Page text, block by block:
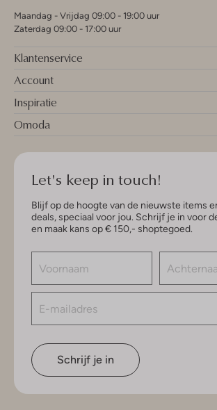
Maandag - Vrijdag 09:00 - 19:00 uur
Zaterdag 09:00 - 17:00 uur
Klantenservice
Account
Inspiratie
Omoda
Let's keep in touch!
Blijf op de hoogte van de nieuwste items
deals, speciaal voor jou. Schrijf je in voor
en maak kans op € 150,- shoptegoed.
Schrijf je in